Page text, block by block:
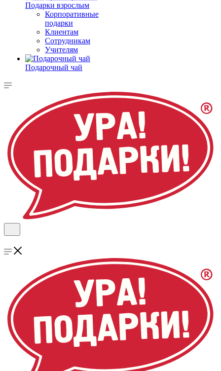
Подарки взрослым
Корпоративные
подарки
Клиентам
Сотрудникам
Учителям
Подарочный чай